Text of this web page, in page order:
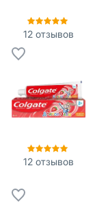
12 отзывов
12 отзывов